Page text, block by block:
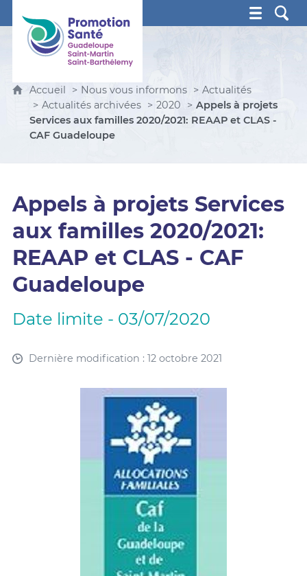
Promotion Santé Guadeloupe, Saint-Martin, Saint
Accueil Nous vous informons
Actualités
Actualités archivées
2020
Appels à projets
Services aux familles 2020/2021: REAAP et CLAS -
CAF Guadeloupe
Appels à projets Services
aux familles 2020/2021:
REAAP et CLAS - CAF
Guadeloupe
Date limite - 03/07/2020
Dernière modification : 12 octobre 2021